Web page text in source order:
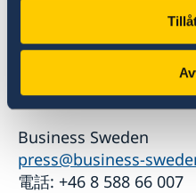
【本件に関する報道関
Business Sweden
press@business-
電話: +46 8 588 66 007